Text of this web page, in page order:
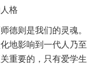
格
德则是我们的灵魂。
地影响到一代人乃至
重要的，只有爱学生